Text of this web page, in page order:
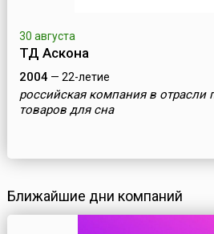
30 августа
ТД Аскона
2004— 22-летие
российская компания в отрасли
товаров для сна
Ближайшие дни компаний